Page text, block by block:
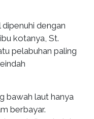
dengan
kotanya, St.
pelabuhan paling
bawah laut hanya
berbayar.